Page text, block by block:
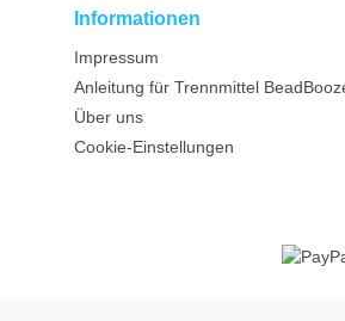
Informationen
Impressum
Anleitung für Trennmittel
Über uns
Cookie-Einstellungen